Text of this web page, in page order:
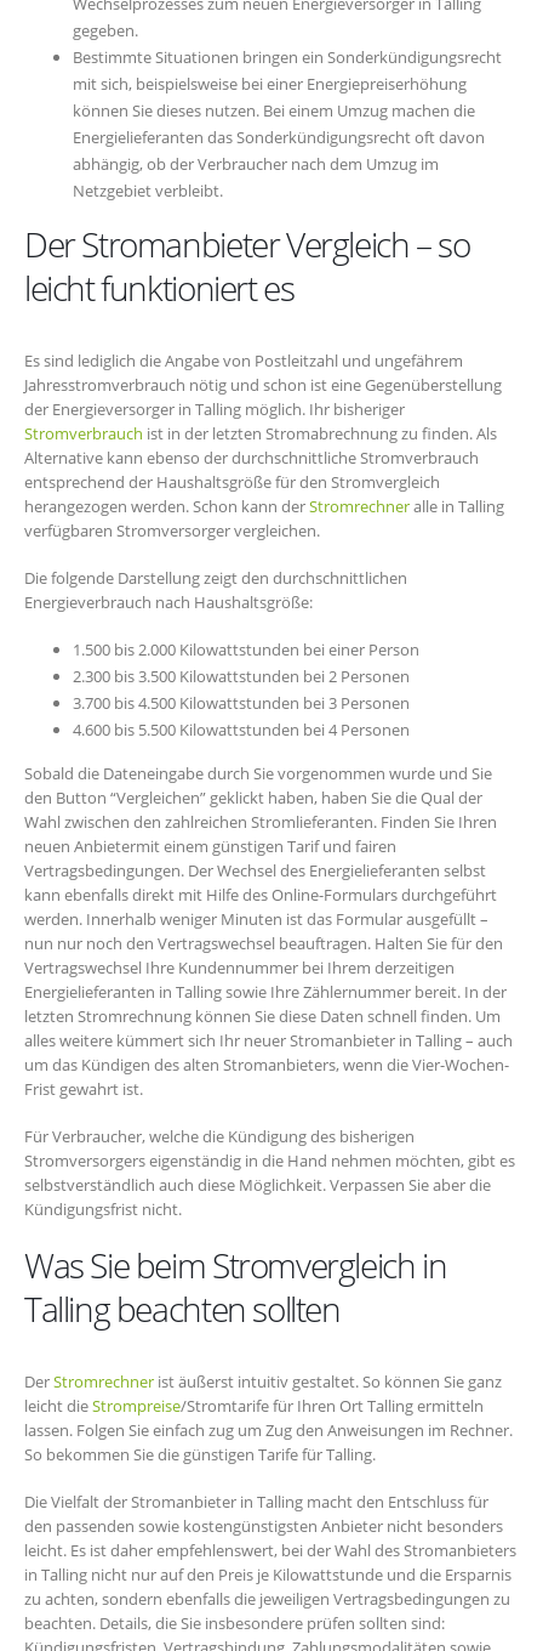
gegeben.
Bestimmte Situationen bringen ein Sonderkündigungsrecht
mit sich, beispielsweise bei einer Energiepreiserhöhung
können Sie dieses nutzen. Bei einem Umzug machen die
Energielieferanten das Sonderkündigungsrecht oft davon
abhängig, ob der Verbraucher nach dem Umzug im
Netzgebiet verbleibt.
Der Stromanbieter Vergleich – so
leicht funktioniert es
Es sind lediglich die Angabe von Postleitzahl und ungefährem
Jahresstromverbrauch nötig und schon ist eine Gegenüberstellung
der Energieversorger in Talling möglich. Ihr bisheriger
Stromverbrauch ist in der letzten Stromabrechnung zu finden. Als
Alternative kann ebenso der durchschnittliche Stromverbrauch
entsprechend der Haushaltsgröße für den Stromvergleich
herangezogen werden. Schon kann derStromrechneralle in Talling
verfügbaren Stromversorger vergleichen.
Die folgende Darstellung zeigt den durchschnittlichen
Energieverbrauch nach Haushaltsgröße:
1.500 bis 2.000 Kilowattstunden bei einer Person
2.300 bis 3.500 Kilowattstunden bei 2 Personen
3.700 bis 4.500 Kilowattstunden bei 3 Personen
4.600 bis 5.500 Kilowattstunden bei 4 Personen
Sobald die Dateneingabe durch Sie vorgenommen wurde und Sie
den Button “Vergleichen” geklickt haben, haben Sie die Qual der
Wahl zwischen den zahlreichen Stromlieferanten. Finden Sie Ihren
neuen Anbietermit einem günstigen Tarif und fairen
Vertragsbedingungen. Der Wechsel des Energielieferanten selbst
kann ebenfalls direkt mit Hilfe des Online-Formulars durchgeführt
werden. Innerhalb weniger Minuten ist das Formular ausgefüllt –
nun nur noch den Vertragswechsel beauftragen. Halten Sie für den
Vertragswechsel Ihre Kundennummer bei Ihrem derzeitigen
Energielieferanten in Talling sowie Ihre Zählernummer bereit. In der
letzten Stromrechnung können Sie diese Daten schnell finden. Um
alles weitere kümmert sich Ihr neuer Stromanbieter in Talling – auch
um das Kündigen des alten Stromanbieters, wenn die Vier-Wochen-
Frist gewahrt ist.
Für Verbraucher, welche die Kündigung des bisherigen
Stromversorgers eigenständig in die Hand nehmen möchten, gibt es
selbstverständlich auch diese Möglichkeit. Verpassen Sie aber die
Kündigungsfrist nicht.
Was Sie beim Stromvergleich in
Talling beachten sollten
DerStromrechner ist äußerst intuitiv gestaltet. So können Sie ganz
leicht dieStrompreise/Stromtarife für Ihren Ort Talling ermitteln
lassen. Folgen Sie einfach zug um Zug den Anweisungen im Rechner.
So bekommen Sie die günstigen Tarife für Talling.
Die Vielfalt der Stromanbieter in Talling macht den Entschluss für
den passenden sowie kostengünstigsten Anbieter nicht besonders
leicht. Es ist daher empfehlenswert, bei der Wahl des Stromanbieters
in Talling nicht nur auf den Preis je Kilowattstunde und die Ersparnis
zu achten, sondern ebenfalls die jeweiligen Vertragsbedingungen zu
beachten. Details, die Sie insbesondere prüfen sollten sind: